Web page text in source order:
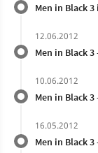
Men in Black
12.06.2012
Men in Black
10.06.2012
Men in Black
16.05.2012
Men in Black